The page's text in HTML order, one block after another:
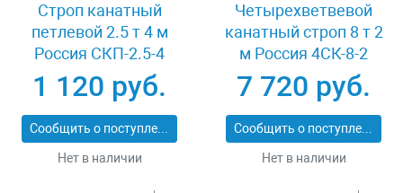
Строп канатный
петлевой 2.5 т 4 м
Россия СКП-2.5-4
1 120 руб.
Сообщить о поступлении
Нет в наличии
Четырехветвевой
канатный строп 8 т 2
м Россия 4СК-8-2
7 720 руб.
Сообщить о поступлении
Нет в наличии